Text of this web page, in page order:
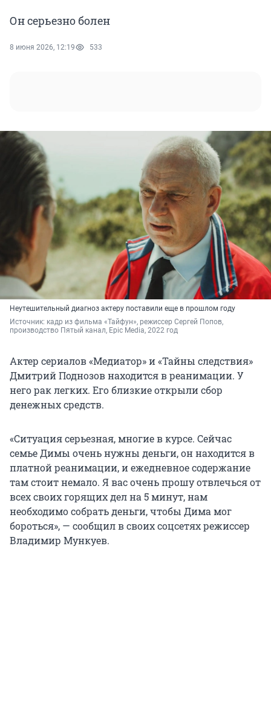
Он серьезно болен
8 июня 2026, 12:19 533
Неутешительный диагноз актеру поставили еще в прошлом году
Источник: кадр из фильма «Тайфун», режиссер Сергей Попов,
производство Пятый канал, Epic Media, 2022 год
Актер сериалов «Медиатор» и «Тайны следствия»
Дмитрий Поднозов находится в реанимации. У
него рак легких. Его близкие открыли сбор
денежных средств.
«Ситуация серьезная, многие в курсе. Сейчас
семье Димы очень нужны деньги, он находится в
платной реанимации, и ежедневное содержание
там стоит немало. Я вас очень прошу отвлечься от
всех своих горящих дел на 5 минут, нам
необходимо собрать деньги, чтобы Дима мог
бороться», — сообщил в своих соцсетях режиссер
Владимир Мункуев.